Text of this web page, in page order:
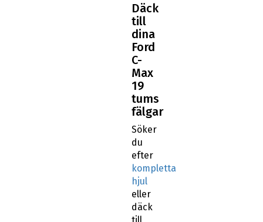
Däck
till
dina
Ford
C-
Max
19
tums
fälgar
Söker
du
efter
kompletta
hjul
eller
däck